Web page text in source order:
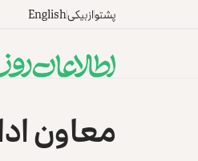
پشتوازبیکیEnglish
معاون